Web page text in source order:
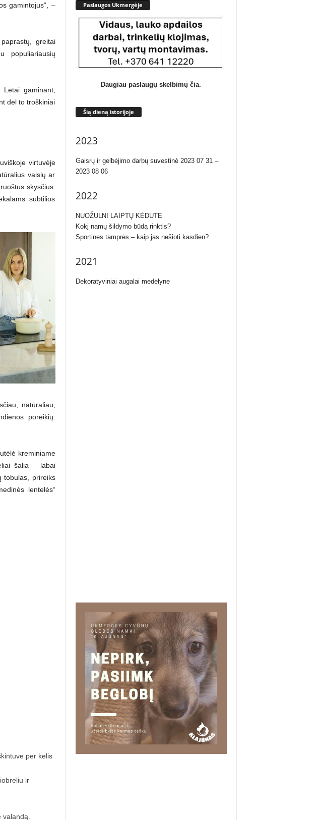
gamintojus“, –
greitai
populiariausių
gaminant,
dėl to troškiniai
virtuvėje
vaisių ar
skysčius.
subtilios
natūraliau,
poreikių:
kreminiame
šalia – labai
tobulas, prireiks
lentelės“
per kelis
ir
Paslaugos Ukmergėje
Daugiau paslaugų skelbimų čia.
Šią dieną istorijoje
2023
Gaisrų ir gelbėjimo darbų suvestinė 2023 07 31 –
2023 08 06
2022
NUOŽULNI LAIPTŲ KĖDUTĖ
Kokį namų šildymo būdą rinktis?
Sportinės tamprės – kaip jas nešioti kasdien?
2021
Dekoratyviniai augalai medelyne